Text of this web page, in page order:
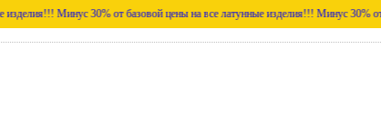
Минус 30% от базовой цены на все латунные изделия!!! Минус 30% от базовой